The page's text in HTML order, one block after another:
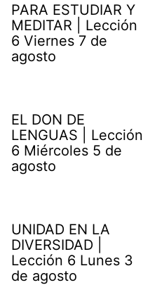
PARA ESTUDIAR Y
MEDITAR | Lección
6 Viernes 7 de
agosto
EL DON DE
LENGUAS | Lección
6 Miércoles 5 de
agosto
UNIDAD EN LA
DIVERSIDAD |
Lección 6 Lunes 3
de agosto